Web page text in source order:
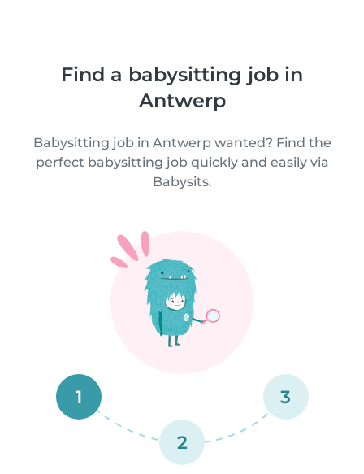
Find a babysitting job in
Antwerp
Babysitting job in Antwerp wanted? Find the
perfect babysitting job quickly and easily via
Babysits.
1
2
3